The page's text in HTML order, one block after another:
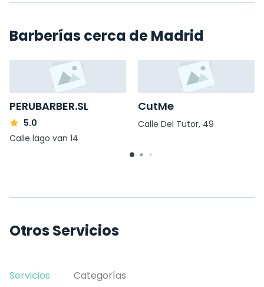
Barberías cerca de Madrid
PERUBARBER.SL
5.0
Calle lago van 14
CutMe
Calle Del Tutor, 49
Otros Servicios
Servicios Categorías